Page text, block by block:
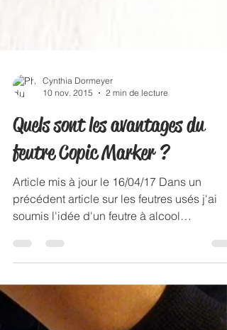
Cynthia Dormeyer
10 nov. 2015
2 min de lecture
Quels sont les avantages du
feutre Copic Marker ?
Article mis à jour le 16/04/17 Dans un
précédent article sur les feutres usés j'ai